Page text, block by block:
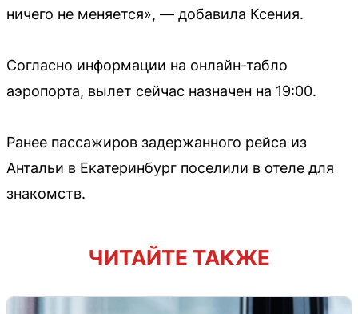
ничего не меняется», — добавила Ксения.
Согласно информации на онлайн-табло
аэропорта, вылет сейчас назначен на 19:00.
Ранее пассажиров задержанного рейса из
Антальи в Екатеринбург поселили в отеле для
знакомств.
ЧИТАЙТЕ ТАКЖЕ